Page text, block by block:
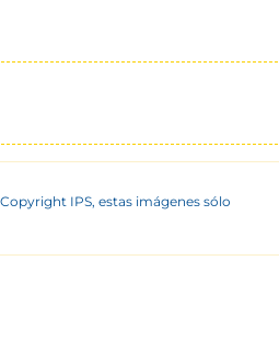
IPS, estas imágenes sólo